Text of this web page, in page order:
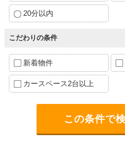
20分以内
こだわりの条件
新着物件
カースペース2台以上